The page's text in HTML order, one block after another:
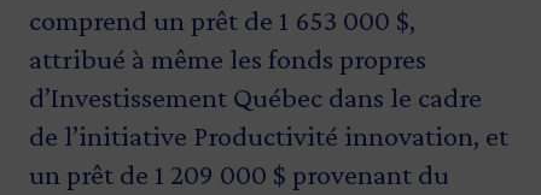
comprend un prêt de 1 653 000 $,
attribué à même les fonds propres
d’Investissement Québec dans le cadre
de l’initiative Productivité innovation, et
un prêt de 1 209 000 $ provenant du